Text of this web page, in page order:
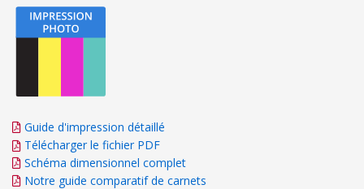
Guide d'impression détaillé
Télécharger le fichier PDF
Schéma dimensionnel complet
Notre guide comparatif de carnets